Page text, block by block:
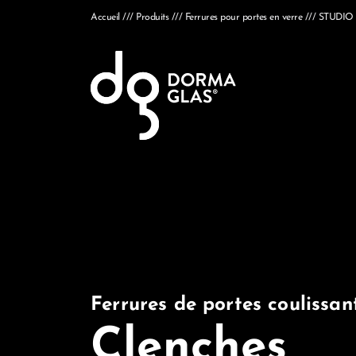
Accueil Produits Ferrures pour portes en verre STUDIO
Ferrures de portes